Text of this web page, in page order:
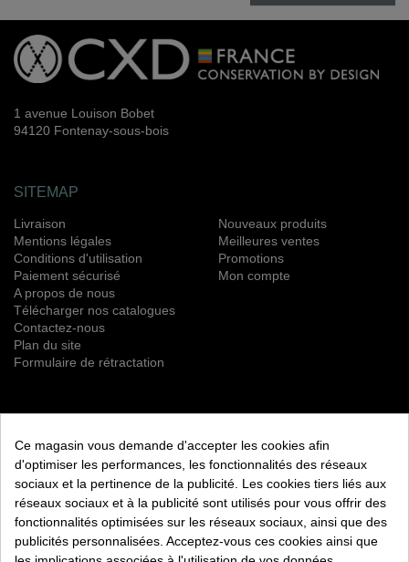
1 avenue Louison Bobet
94120 Fontenay-sous-bois
SITEMAP
Livraison
Mentions légales
Conditions d'utilisation
Paiement sécurisé
A propos de nous
Télécharger nos catalogues
Contactez-nous
Plan du site
Formulaire de rétractation
Nouveaux produits
Meilleures ventes
Promotions
Mon compte
S’ABONNER
Vous pouvez vous désinscrire à tout moment. Vous trouverez
pour cela nos informations de contact dans les conditions
d'utilisation du site.
Ce magasin vous demande d'accepter les cookies afin
d'optimiser les performances, les fonctionnalités des réseaux
sociaux et la pertinence de la publicité. Les cookies tiers liés aux
réseaux sociaux et à la publicité sont utilisés pour vous offrir des
fonctionnalités optimisées sur les réseaux sociaux, ainsi que des
publicités personnalisées. Acceptez-vous ces cookies ainsi que